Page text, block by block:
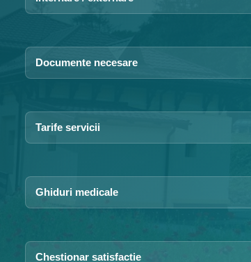
Documente necesare
Tarife servicii
Ghiduri medicale
Chestionar satisfactie